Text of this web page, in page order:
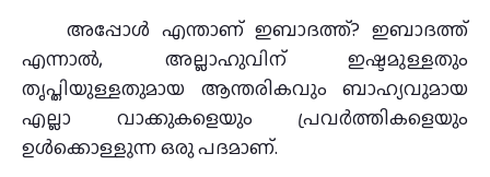
അപ്പോൾ എന്താണ് ഇബാദത്ത്? ഇബാദത്ത്
എന്നാല്‍, അല്ലാഹുവിന് ഇഷ്ടമുള്ളതും
തൃപ്തിയുള്ളതുമായ ആന്തരികവും ബാഹ്യവുമായ
എല്ലാ വാക്കുകളെയും പ്രവര്‍ത്തികളെയും
ഉള്‍ക്കൊള്ളുന്ന ഒരു പദമാണ്.